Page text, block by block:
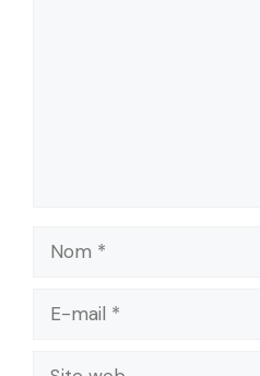
mail
Site